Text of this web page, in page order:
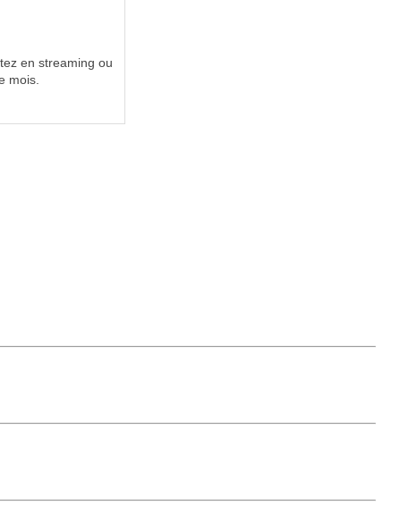
en streaming ou
mois.